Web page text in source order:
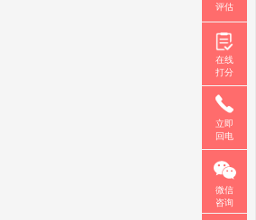
评估
在线
打分
立即
回电
微信
咨询